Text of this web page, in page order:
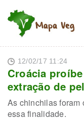
12/02/17 11:24
Croácia
extração de
As chinchilas foram
essa finalidade.